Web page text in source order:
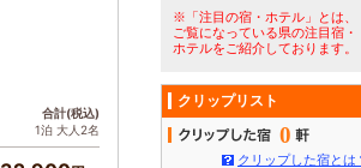
合計(税込)
1泊 大人2名
※「注目の宿・ホテル」とは、
ご覧になっている県の注目宿・
ホテルをご紹介しております。
クリップリスト
0
クリップした宿とは